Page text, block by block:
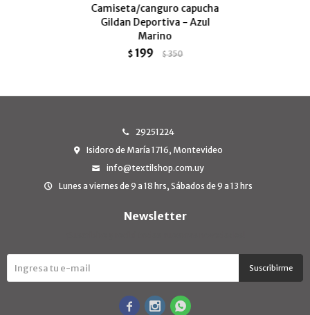
Camiseta/canguro capucha
Gildan Deportiva - Azul
Marino
$ 199 $350
29251224
Isidoro de María 1716, Montevideo
info@textilshop.com.uy
Lunes a viernes de 9 a 18 hrs, Sábados de 9 a 13 hrs
Newsletter
Suscribirme
  